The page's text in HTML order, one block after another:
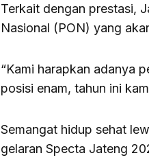
Terkait dengan prestasi,
Nasional (PON) yang
“Kami harapkan adanya
posisi enam, tahun ini
Semangat hidup sehat
gelaran Specta Jateng